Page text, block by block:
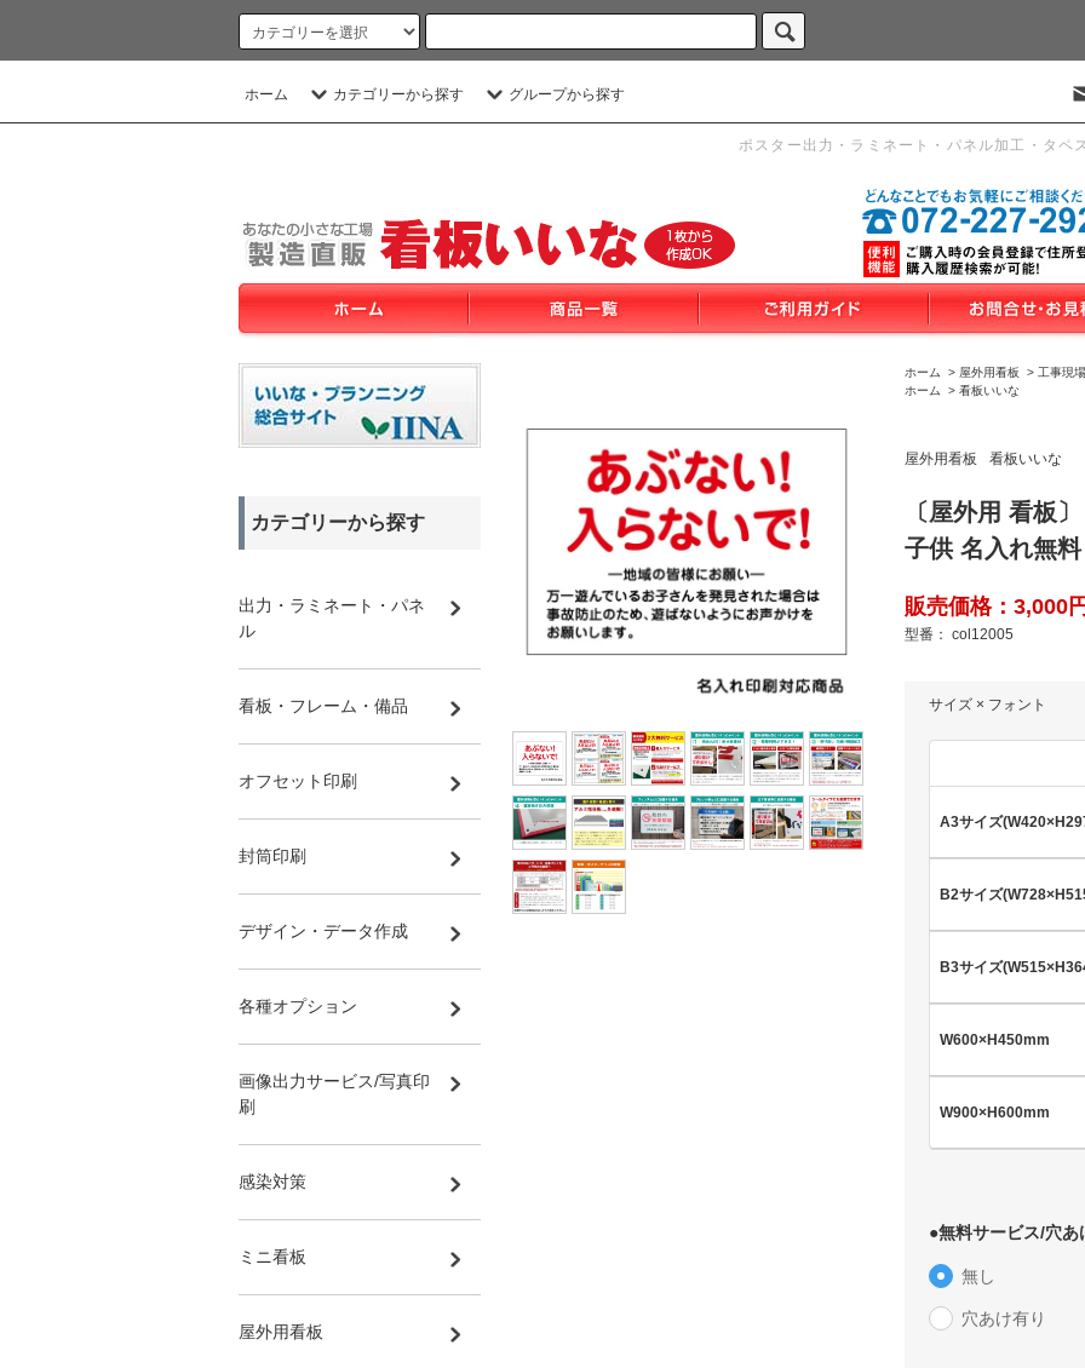
ホーム カテゴリーから探す グループから探す
ポスター出力・ラミネート・パネル加工・タペ
ホーム > 屋外用看板 > 工事現場
ホーム
> 看板いいな
屋外用看板 看板いいな
〔屋外用 看板
子供 名入れ無
販売価格：3,000
型番： col12005
サイズ × フォント
A3サイズ
B2サイズ
B3サイズ
W600×H450mm
W900×H600mm
●無料サービス/穴あ
無し
穴あけ有り
カテゴリーから探す
出力・ラミネート・パネ
ル
看板・フレーム・備品
オフセット印刷
封筒印刷
デザイン・データ作成
各種オプション
画像出力サービス/写真印
刷
感染対策
ミニ看板
屋外用看板